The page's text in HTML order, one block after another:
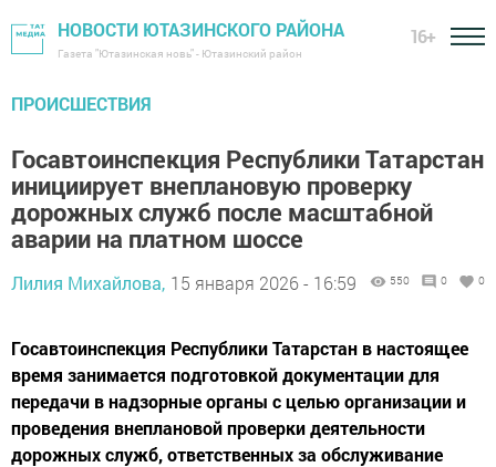
НОВОСТИ ЮТАЗИНСКОГО РАЙОНА
Газета "Ютазинская новь" - Ютазинский район
16+
ПРОИСШЕСТВИЯ
Госавтоинспекция Республики Татарстан
инициирует внеплановую проверку
дорожных служб после масштабной
аварии на платном шоссе
Лилия Михайлова, 15 января 2026 - 16:59 550 0 0
Госавтоинспекция Республики Татарстан в настоящее
время занимается подготовкой документации для
передачи в надзорные органы с целью организации и
проведения внеплановой проверки деятельности
дорожных служб, ответственных за обслуживание